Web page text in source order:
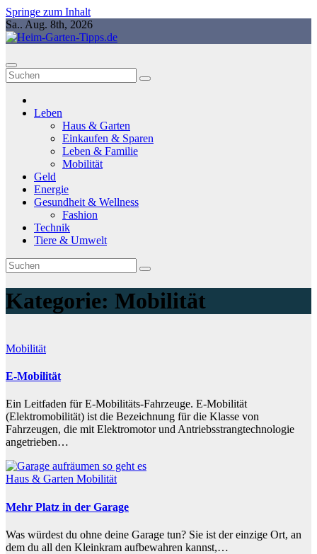
Springe zum Inhalt
Sa.. Aug. 8th, 2026
Leben
Haus & Garten
Einkaufen & Sparen
Leben & Familie
Mobilität
Geld
Energie
Gesundheit & Wellness
Fashion
Technik
Tiere & Umwelt
Kategorie: Mobilität
Mobilität
E-Mobilität
Ein Leitfaden für E-Mobilitäts-Fahrzeuge. E-Mobilität
(Elektromobilität) ist die Bezeichnung für die Klasse von
Fahrzeugen, die mit Elektromotor und Antriebsstrangtechnologie
angetrieben…
Haus & Garten Mobilität
Mehr Platz in der Garage
Was würdest du ohne deine Garage tun? Sie ist der einzige Ort, an
dem du all den Kleinkram aufbewahren kannst,…